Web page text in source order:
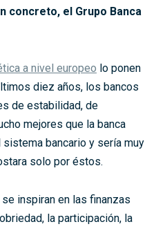
concreto, el Grupo Banca
a nivel europeo lo ponen
diez años, los bancos
de estabilidad, de
mejores que la banca
bancario y sería muy
solo por éstos.
inspiran en las finanzas
la participación, la